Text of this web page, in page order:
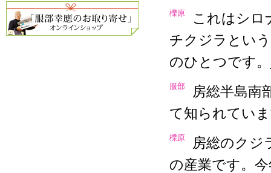
櫟原
これはシロ
チクジラとい
のひとつです。
服部
房総半島南
て知られてい
櫟原
房総のクジ
の産業です。